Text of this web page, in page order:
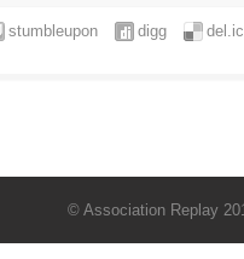
digg
stumbleupon
© Association Replay